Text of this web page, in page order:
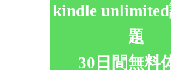
kindle
題
30日間無料